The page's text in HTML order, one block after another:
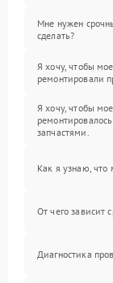
Мне нужен
сделать?
Я хочу, чтобы
ремонтировали
Я хочу, чтобы
запчастями.
Как я узнаю, что
От чего зависит
Диагностика